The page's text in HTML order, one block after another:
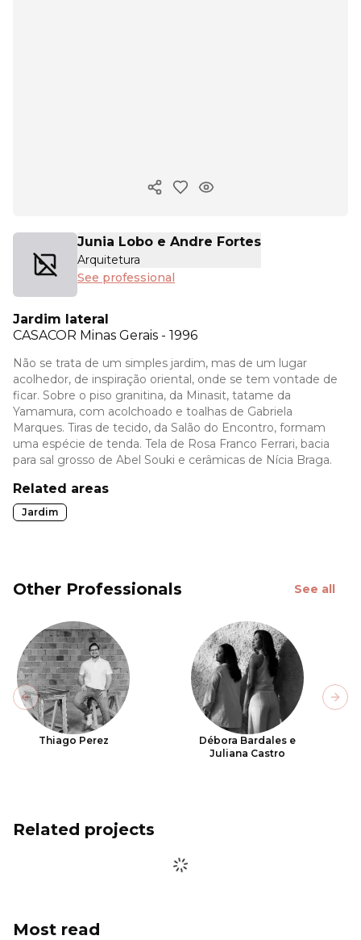
Copy ink
Junia Lobo e Andre Fortes
Arquitetura
See professional
Jardim lateral
CASACOR Minas Gerais - 1996
Não se trata de um simples jardim, mas de um lugar
acolhedor, de inspiração oriental, onde se tem vontade de
ficar. Sobre o piso granitina, da Minasit, tatame da
Yamamura, com acolchoado e toalhas de Gabriela
Marques. Tiras de tecido, da Salão do Encontro, formam
uma espécie de tenda. Tela de Rosa Franco Ferrari, bacia
para sal grosso de Abel Souki e cerâmicas de Nícia Braga.
Related areas
Jardim
Other Professionals See all
Thiago Perez
Débora Bardales e
Juliana Castro
Previous slide
Related projects
Most read